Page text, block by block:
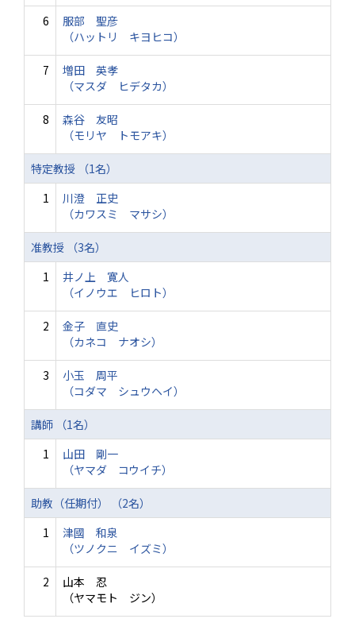
6
服部 聖彦
（ハットリ キヨヒコ）
7
増田 英孝
（マスダ ヒデタカ）
8
森谷 友昭
（モリヤ トモアキ）
特定教授 （1名）
1
川澄 正史
（カワスミ マサシ）
准教授 （3名）
1
井ノ上 寛人
（イノウエ ヒロト）
2
金子 直史
（カネコ ナオシ）
3
小玉 周平
（コダマ シュウヘイ）
講師 （1名）
1
山田 剛一
（ヤマダ コウイチ）
助教（任期付） （2名）
1
津國 和泉
（ツノクニ イズミ）
2
山本 忍
（ヤマモト ジン）